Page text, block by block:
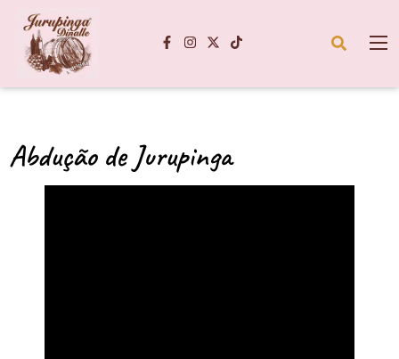
Abdução de Jurupinga